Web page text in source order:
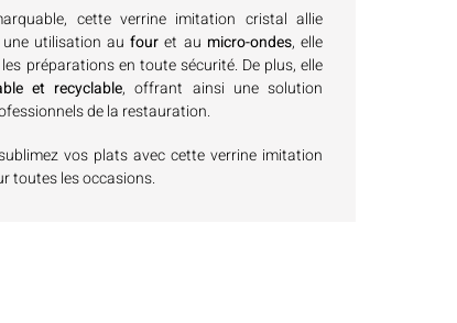
cette verrine imitation cristal allie
une utilisation aufour et au micro-ondes, elle
préparations en toute sécurité. De plus, elle
et recyclable, offrant ainsi une solution
de la restauration.
vos plats avec cette verrine imitation
toutes les occasions.